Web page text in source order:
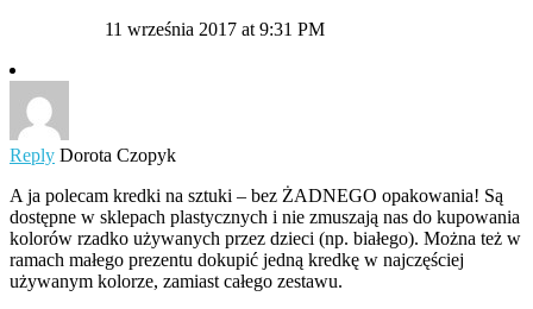
11 września 2017 at 9:31 PM
Reply Dorota Czopyk
A ja polecam kredki na sztuki – bez ŻADNEGO opakowania! Są
dostępne w sklepach plastycznych i nie zmuszają nas do kupowania
kolorów rzadko używanych przez dzieci (np. białego). Można też w
ramach małego prezentu dokupić jedną kredkę w najczęściej
używanym kolorze, zamiast całego zestawu.